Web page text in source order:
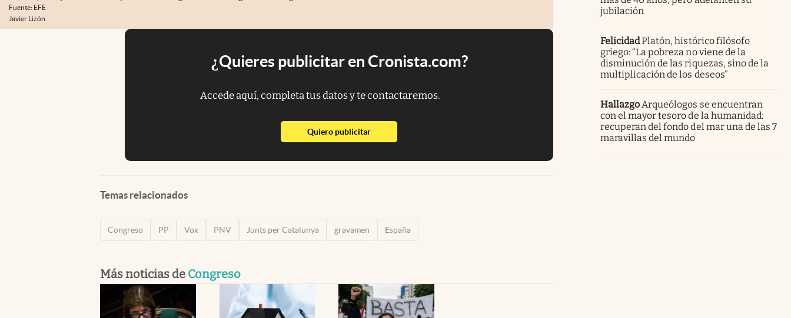
Fuente: EFE
Javier Lizón
¿Quieres publicitar en Cronista.com?
Accede aquí, completa tus datos y te contactaremos.
Quiero publicitarabre en nueva pestaña
Temas relacionados
Congreso PP Vox PNV Junts per Catalunya gravamen España
Más noticias de Congreso
jubilación
FelicidadPlatón, histórico filósofo
griego: “La pobreza no viene de la
disminución de las riquezas, sino de la
multiplicación de los deseos”
HallazgoArqueólogos se encuentran
con el mayor tesoro de la humanidad:
recuperan del fondo del mar una de las 7
maravillas del mundo